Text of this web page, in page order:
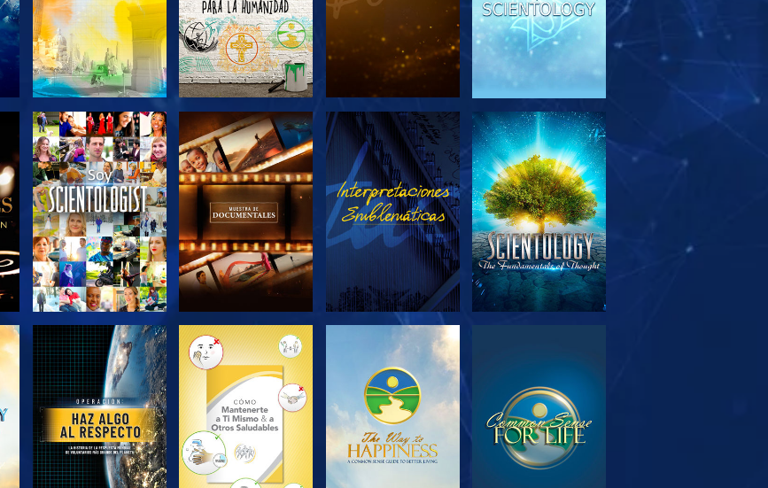
EXPLORA LAS
SERIES
EXPLORA LAS
SERIES
EXPLORA LAS
SERIES
VE
EXPLORA LAS
SERIES
EXPLORA LAS
SERIES
EXPLORA LAS
SERIES